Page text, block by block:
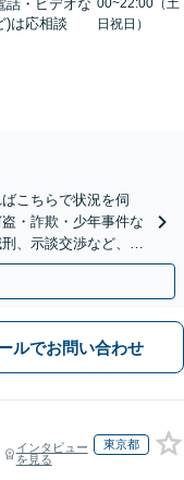
話・ビデオな
)は応相談
00~22:00（土
日祝日）
こちらで状況を伺
・詐欺・少年事件な
、示談交渉など、お
ルでお問い合わせ
インタビュー
を見る
東京都